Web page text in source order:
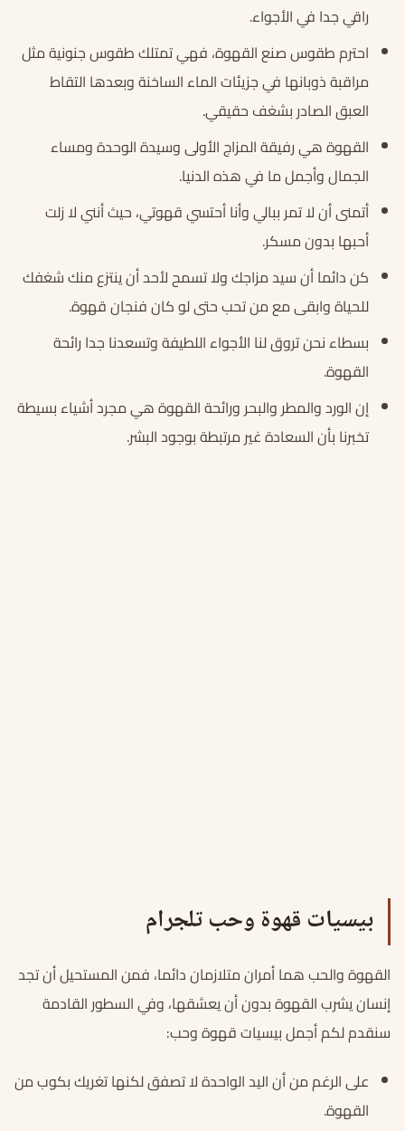
راقي جدا في الأجواء.
احترم طقوس صنع القهوة، فهي تمتلك طقوس جنونية مثل
مراقبة ذوبانها في جزيئات الماء الساخنة وبعدها التقاط
العبق الصادر بشغف حقيقي.
القهوة هي رفيقة المزاج الأولى وسيدة الوحدة ومساء
الجمال وأجمل ما في هذه الدنيا.
أتمنى أن لا تمر ببالي وأنا أحتسي قهوتي، حيث أنني لا زلت
أحبها بدون مسكر.
كن دائما أن سيد مزاجك ولا تسمح لأحد أن ينتزع منك شغفك
للحياة وابقى مع من تحب حتى لو كان فنجان قهوة.
بسطاء نحن تروق لنا الأجواء اللطيفة وتسعدنا جدا رائحة
القهوة.
إن الورد والمطر والبحر ورائحة القهوة هي مجرد أشياء بسيطة
تخبرنا بأن السعادة غير مرتبطة بوجود البشر.
بيسيات قهوة وحب تلجرام
القهوة والحب هما أمران متلازمان دائما، فمن المستحيل أن تجد
إنسان يشرب القهوة بدون أن يعشقها، وفي السطور القادمة
سنقدم لكم أجمل بيسيات قهوة وحب:
على الرغم من أن اليد الواحدة لا تصفق لكنها تغريك بكوب من
القهوة.